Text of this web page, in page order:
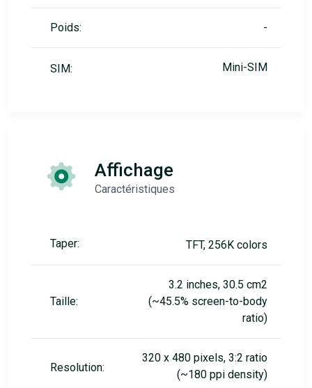
Poids: -
SIM: Mini-SIM
Affichage
Caractéristiques
Taper: TFT, 256K colors
Taille:
3.2 inches, 30.5 cm2
(~45.5% screen-to-body
ratio)
Resolution:
320 x 480 pixels, 3:2 ratio
(~180 ppi density)